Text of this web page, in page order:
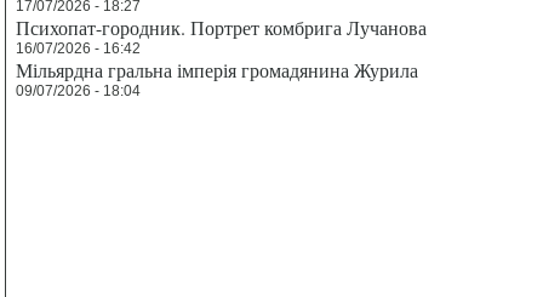
17/07/2026 - 18:27
Психопат-городник. Портрет комбрига Лучанова
16/07/2026 - 16:42
Мільярдна гральна імперія громадянина Журила
09/07/2026 - 18:04